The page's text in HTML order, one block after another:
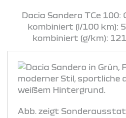
Dacia Sandero TCe
kombiniert (l/100 km):
kombiniert (g/km):
Abb. zeigt